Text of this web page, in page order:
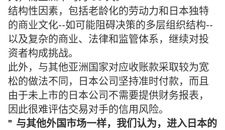
结构性因素，包括老龄化的劳动力和日本独特
的商业文化--如可能阻碍决策的多层组织结构--
以及复杂的商业、法律和监管体系，继续对投
资者构成挑战。
此外，与其他亚洲国家对应收账款采取较为宽
松的做法不同，日本公司坚持准时付款，而且
由于未上市的日本公司不需要提供财务报表，
因此很难评估交易对手的信用风险。
与其他外国市场一样，我们认为，进入日本的